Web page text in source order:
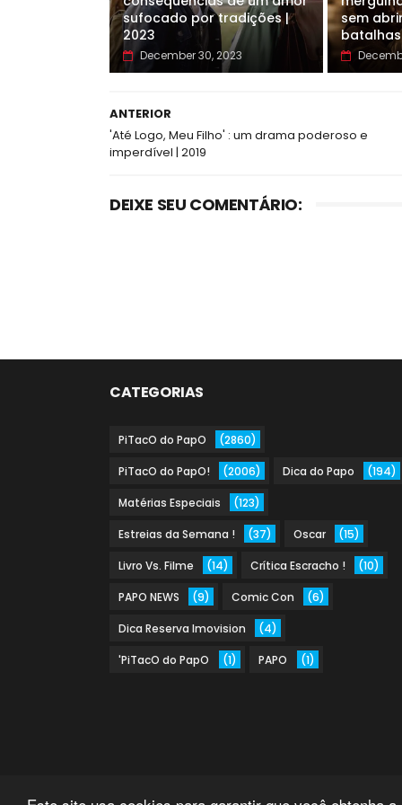
sufocado por tradições |
2023
December 30, 2023
sem
ANTERIOR
'Até Logo, Meu Filho' : um drama poderoso e
imperdível | 2019
DEIXE SEU COMENTÁRIO:
CATEGORIAS
PiTacO do PapO (2860)
PiTacO do PapO! (2006) Dica do Papo (194)
Matérias Especiais (123)
Estreias da Semana ! (37) Oscar (15)
Livro Vs. Filme (14) Crítica Escracho ! (10)
PAPO NEWS (9) Comic Con (6)
Dica Reserva Imovision (4)
'PiTacO do PapO (1) PAPO (1)